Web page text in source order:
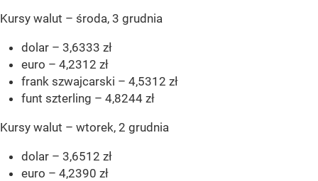
Kursy walut – środa, 3 grudnia
dolar – 3,6333 zł
euro – 4,2312 zł
frank szwajcarski – 4,5312 zł
funt szterling – 4,8244 zł
Kursy walut – wtorek, 2 grudnia
dolar – 3,6512 zł
euro – 4,2390 zł